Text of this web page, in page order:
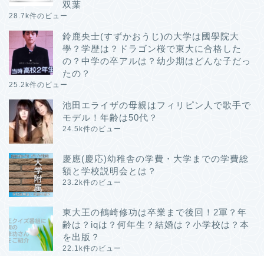
双葉
28.7k件のビュー
鈴鹿央士(すずかおうじ)の大学は國學院大
學？学歴は？ドラゴン桜で東大に合格した
の？中学の卒アルは？幼少期はどんな子だっ
たの？
25.2k件のビュー
池田エライザの母親はフィリピン人で歌手で
モデル！年齢は50代？
24.5k件のビュー
慶應(慶応)幼稚舎の学費・大学までの学費総
額と学校説明会とは？
23.2k件のビュー
東大王の鶴崎修功は卒業まで後回！2軍？年
齢は？iqは？何年生？結婚は？小学校は？本
を出版？
22.1k件のビュー